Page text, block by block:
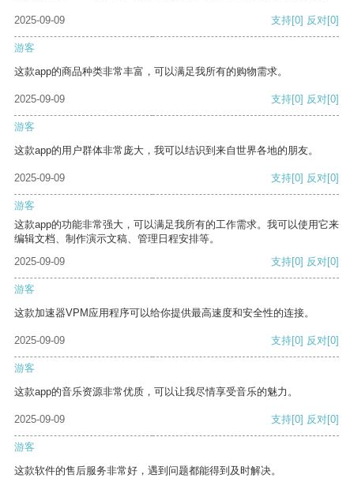
2025-09-09 支持[0] 反对[0]
游客
这款app的商品种类非常丰富，可以满足我所有的购物需求。
2025-09-09 支持[0] 反对[0]
游客
这款app的用户群体非常庞大，我可以结识到来自世界各地的朋友。
2025-09-09 支持[0] 反对[0]
游客
这款app的功能非常强大，可以满足我所有的工作需求。我可以使用它来
编辑文档、制作演示文稿、管理日程安排等。
2025-09-09
支持[0] 反对[0]
游客
这款加速器VPM应用程序可以给你提供最高速度和安全性的连接。
2025-09-09 支持[0] 反对[0]
游客
这款app的音乐资源非常优质，可以让我尽情享受音乐的魅力。
2025-09-09 支持[0] 反对[0]
游客
这款软件的售后服务非常好，遇到问题都能得到及时解决。